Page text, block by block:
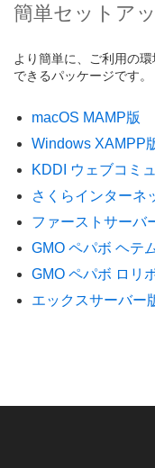
簡単セットア
より簡単に、ご利用の
できるパッケージです。
macOS MAMP版
Windows XAMPP
KDDI ウェブコミ
さくらインターネ
ファーストサーバ
GMO ペパボ ヘテ
GMO ペパボ ロリ
エックスサーバー